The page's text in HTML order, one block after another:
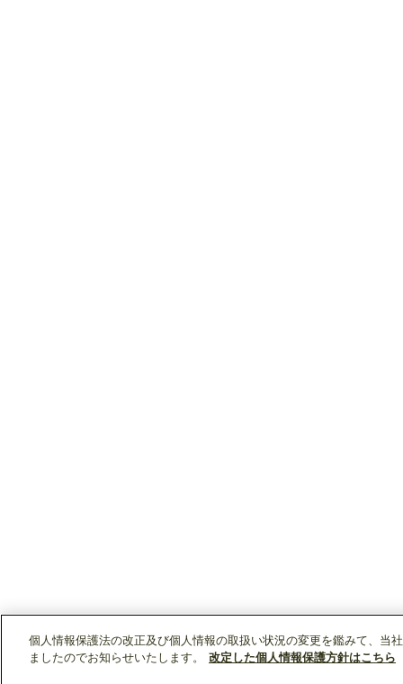
個人情報保護法の改正及び個人情報の取扱い状況の変更を鑑みて、当
ましたのでお知らせいたします。
改定した個人情報保護方針はこちら